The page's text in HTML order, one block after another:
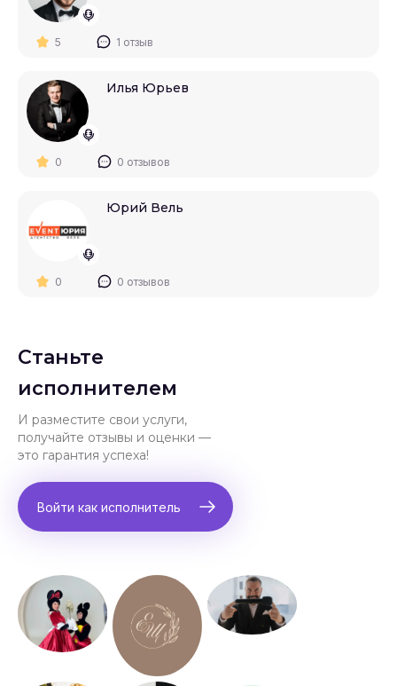
5 1 отзыв
Илья Юрьев
0 0 отзывов
Юрий Вель
0 0 отзывов
Станьте
исполнителем
И разместите свои услуги,
получайте отзывы и оценки —
это гарантия успеха!
Войти как исполнитель